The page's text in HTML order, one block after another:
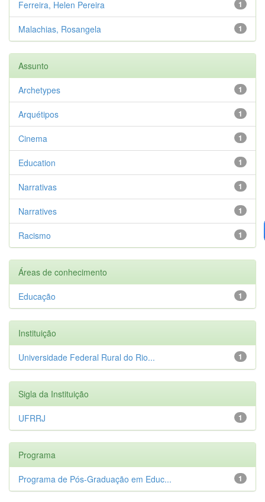
1
Ferreira, Helen Pereira
1
Malachias, Rosangela
Assunto
1
Archetypes
1
Arquétipos
1
Cinema
1
Education
1
Narrativas
1
Narratives
1
Racismo
Áreas de conhecimento
1
Educação
Instituição
1
Universidade Federal Rural do Rio...
Sigla da Instituição
1
UFRRJ
Programa
1
Programa de Pós-Graduação em Educ...